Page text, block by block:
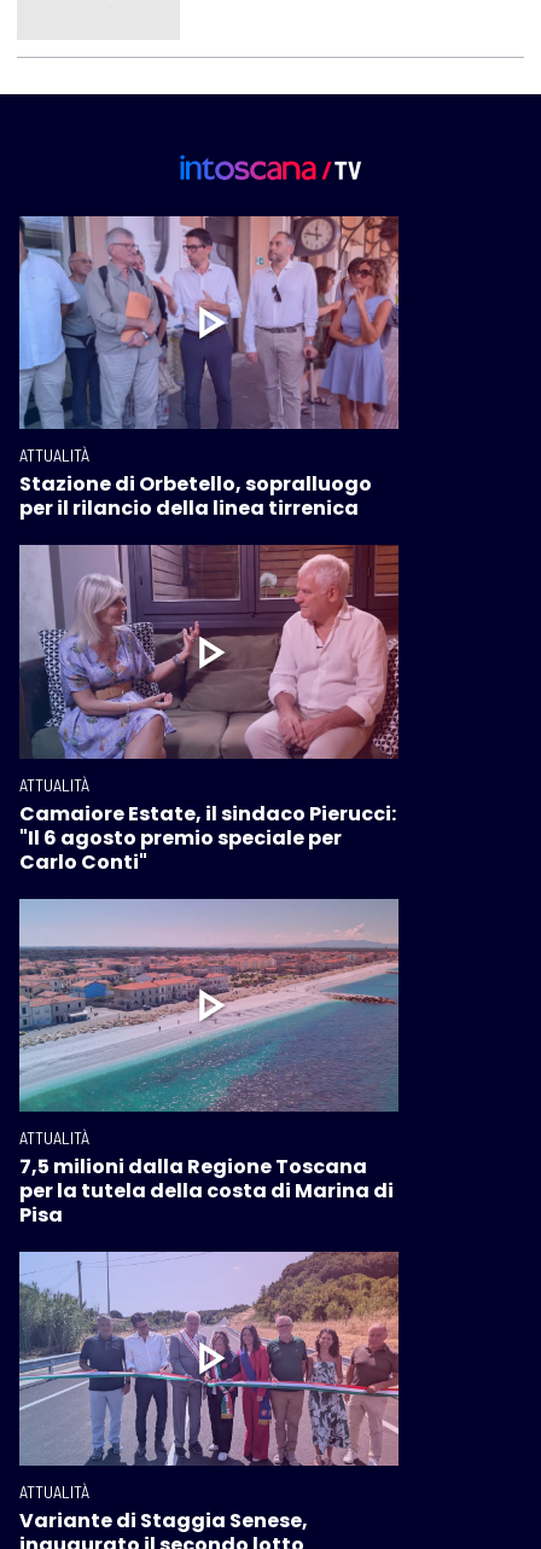
ATTUALITÀ
Stazione di Orbetello, sopralluogo
per il rilancio della linea tirrenica
ATTUALITÀ
Camaiore Estate, il sindaco Pierucci:
"Il 6 agosto premio speciale per
Carlo Conti"
ATTUALITÀ
7,5 milioni dalla Regione Toscana
per la tutela della costa di Marina di
Pisa
ATTUALITÀ
Variante di Staggia Senese,